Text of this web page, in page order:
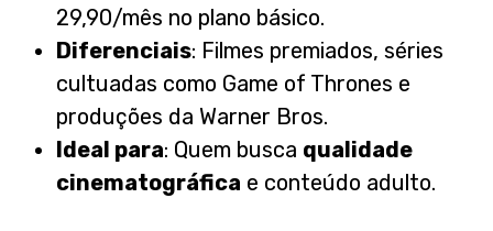
29,90/mês no plano básico.
Diferenciais: Filmes premiados, séries
cultuadas como Game of Thrones e
produções da Warner Bros.
Ideal para: Quem busca qualidade
cinematográfica e conteúdo adulto.